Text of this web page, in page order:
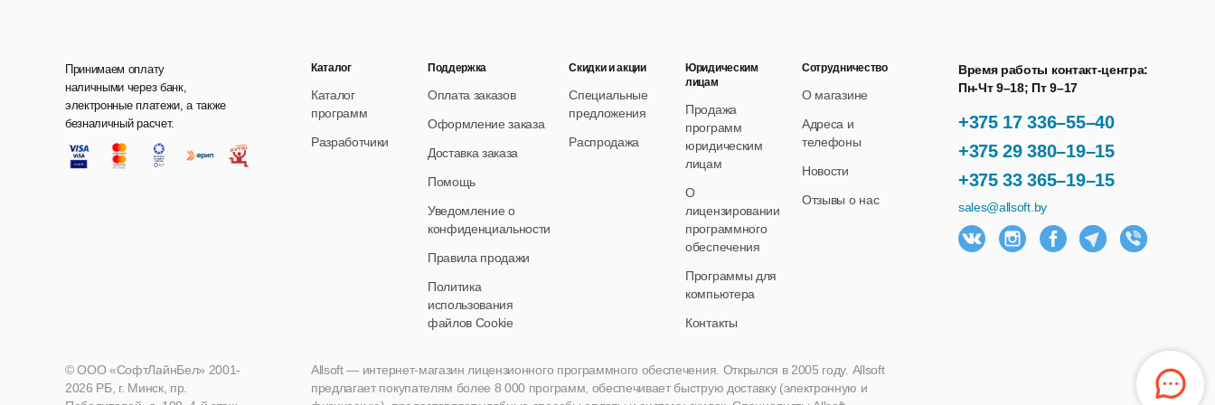
Принимаем оплату
наличными через банк,
электронные платежи, а также
безналичный расчет.
+375 17 336–55–40
+375 29 380–19–15
+375 33 365–19–15
Время работы контакт-центра:
Пн-Чт 9–18; Пт 9–17
sales@allsoft.by
Каталог
Каталог
программ
Разработчики
Поддержка
Оплата заказов
Оформление заказа
Доставка заказа
Помощь
Уведомление о
конфиденциальности
Правила продажи
Политика
использования
файлов Cookie
Скидки и акции
Специальные
предложения
Распродажа
Юридическим
лицам
Продажа
программ
юридическим
лицам
О
лицензировании
программного
обеспечения
Программы для
компьютера
Контакты
Сотрудничество
О магазине
Адреса и
телефоны
Новости
Отзывы о нас
Allsoft — интернет-магазин лицензионного программного обеспечения. Открылся в 2005 году. Allsoft
предлагает покупателям более 8 000 программ, обеспечивает быструю доставку (электронную и
© ООО «СофтЛайнБел» 2001-
2026 РБ, г. Минск, пр.